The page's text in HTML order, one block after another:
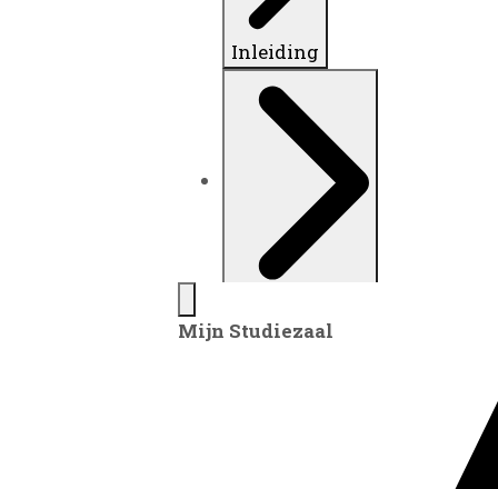
Inleiding
Mijn Studiezaal